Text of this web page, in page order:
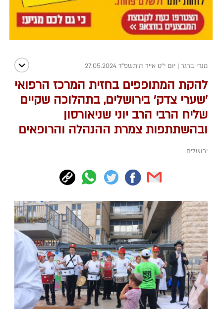
מנדי ברגר | יום י"ט אייר ה׳תשפ״ד 27.05.2024
להקת המתופפים בחזית המרכז הרפואי
'שערי צדק' בירושלים, בתהלוכה שקיים
שליח הרבי הרב יוני שניאורסון
ובהשתתפות צמרת ההנהלה והרופאים
ירושלים